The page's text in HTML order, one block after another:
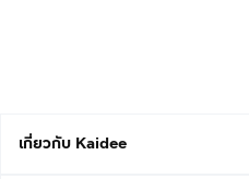
เกี่ยวกับ Kaidee